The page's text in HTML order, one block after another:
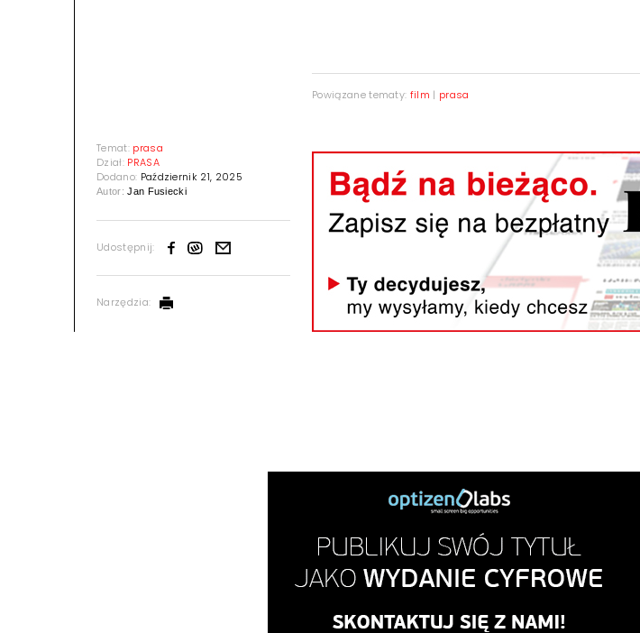
Temat: prasa
Dział: PRASA
Dodano: Październik 21, 2025
Autor:Jan Fusiecki
Udostępnij:
Narzędzia:
Powiązane tematy: film | prasa